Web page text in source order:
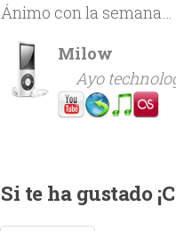
Ánimo con la semana…
Milow
Ayo
Si te ha gustado